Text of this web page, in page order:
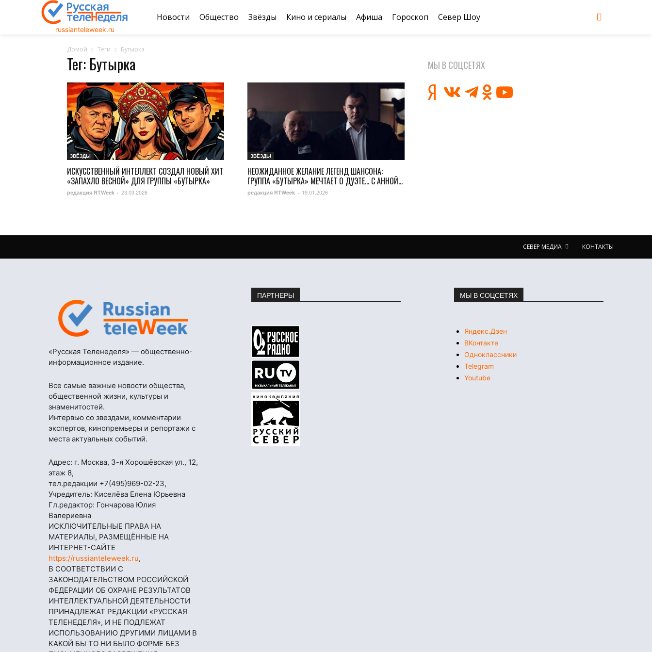
russianteleweek.ru
Новости Общество Звёзды Кино и сериалы Афиша Гороскоп Север Шоу
Домой Теги Бутырка
Тег: Бутырка
ЗВЁЗДЫ
ИСКУССТВЕННЫЙ ИНТЕЛЛЕКТ СОЗДАЛ НОВЫЙ ХИТ
«ЗАПАХЛО ВЕСНОЙ» ДЛЯ ГРУППЫ «БУТЫРКА»
редакция RTWeek - 23.03.2026
ЗВЁЗДЫ
НЕОЖИДАННОЕ ЖЕЛАНИЕ ЛЕГЕНД ШАНСОНА:
ГРУППА «БУТЫРКА» МЕЧТАЕТ О ДУЭТЕ… С АННОЙ...
редакция RTWeek - 19.01.2026
МЫ В СОЦСЕТЯХ
СЕВЕР МЕДИА КОНТАКТЫ
«Русская Теленеделя» — общественно-
информационное издание.
Все самые важные новости общества,
общественной жизни, культуры и
знаменитостей.
Интервью со звездами, комментарии
экспертов, кинопремьеры и репортажи с
места актуальных событий.
Адрес: г. Москва, 3-я Хорошёвская ул., 12,
этаж 8,
тел.редакции +7(495)969-02-23,
Учредитель: Киселёва Елена Юрьевна
Гл.редактор: Гончарова Юлия
Валериевна
ИСКЛЮЧИТЕЛЬНЫЕ ПРАВА НА
МАТЕРИАЛЫ, РАЗМЕЩЁННЫЕ НА
ИНТЕРНЕТ-САЙТЕ
https://russianteleweek.ru,
В СООТВЕТСТВИИ С
ЗАКОНОДАТЕЛЬСТВОМ РОССИЙСКОЙ
ФЕДЕРАЦИИ ОБ ОХРАНЕ РЕЗУЛЬТАТОВ
ИНТЕЛЛЕКТУАЛЬНОЙ ДЕЯТЕЛЬНОСТИ
ПРИНАДЛЕЖАТ РЕДАКЦИИ «РУССКАЯ
ТЕЛЕНЕДЕЛЯ», И НЕ ПОДЛЕЖАТ
ИСПОЛЬЗОВАНИЮ ДРУГИМИ ЛИЦАМИ В
КАКОЙ БЫ ТО НИ БЫЛО ФОРМЕ БЕЗ
ПАРТНЕРЫ МЫ В СОЦСЕТЯХ
Яндекс.Дзен
ВКонтакте
Одноклассники
Telegram
Youtube